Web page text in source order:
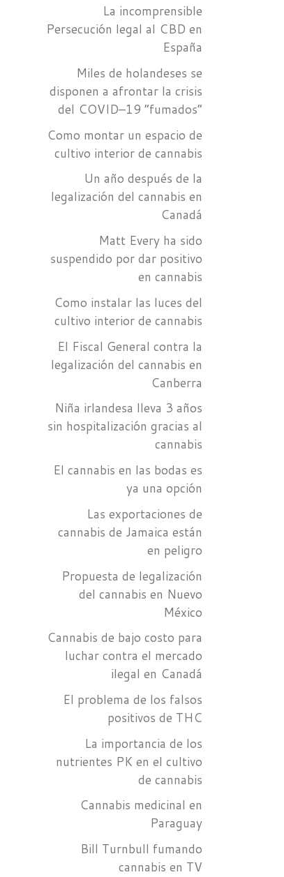
La incomprensible
Persecución legal al CBD en
España
Miles de holandeses se
disponen a afrontar la crisis
del COVID–19 “fumados”
Como montar un espacio de
cultivo interior de cannabis
Un año después de la
legalización del cannabis en
Canadá
Matt Every ha sido
suspendido por dar positivo
en cannabis
Como instalar las luces del
cultivo interior de cannabis
El Fiscal General contra la
legalización del cannabis en
Canberra
Niña irlandesa lleva 3 años
sin hospitalización gracias al
cannabis
El cannabis en las bodas es
ya una opción
Las exportaciones de
cannabis de Jamaica están
en peligro
Propuesta de legalización
del cannabis en Nuevo
México
Cannabis de bajo costo para
luchar contra el mercado
ilegal en Canadá
El problema de los falsos
positivos de THC
La importancia de los
nutrientes PK en el cultivo
de cannabis
Cannabis medicinal en
Paraguay
Bill Turnbull fumando
cannabis en TV